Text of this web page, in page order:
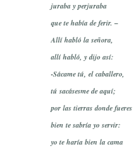
juraba y perjuraba
que te había de ferir. –
Allí habló la señora,
allí habló, y dijo así:
-Sácame tú, el caballero,
tú sacásesme de aquí;
por las tierras donde fueres
bien te sabría yo servir:
yo te haría bien la cama